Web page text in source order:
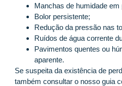
Manchas de humidade em
Bolor persistente;
Redução da pressão nas
Ruídos de água corrente
Pavimentos quentes ou
aparente.
Se suspeita da existência de
também consultar o nosso guia